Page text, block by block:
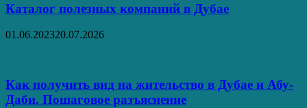
Каталог полезных компаний в Дубае
01.06.202320.07.2026
Как получить вид на жительство в Дубае и Абу-
Даби. Пошаговое разъяснение